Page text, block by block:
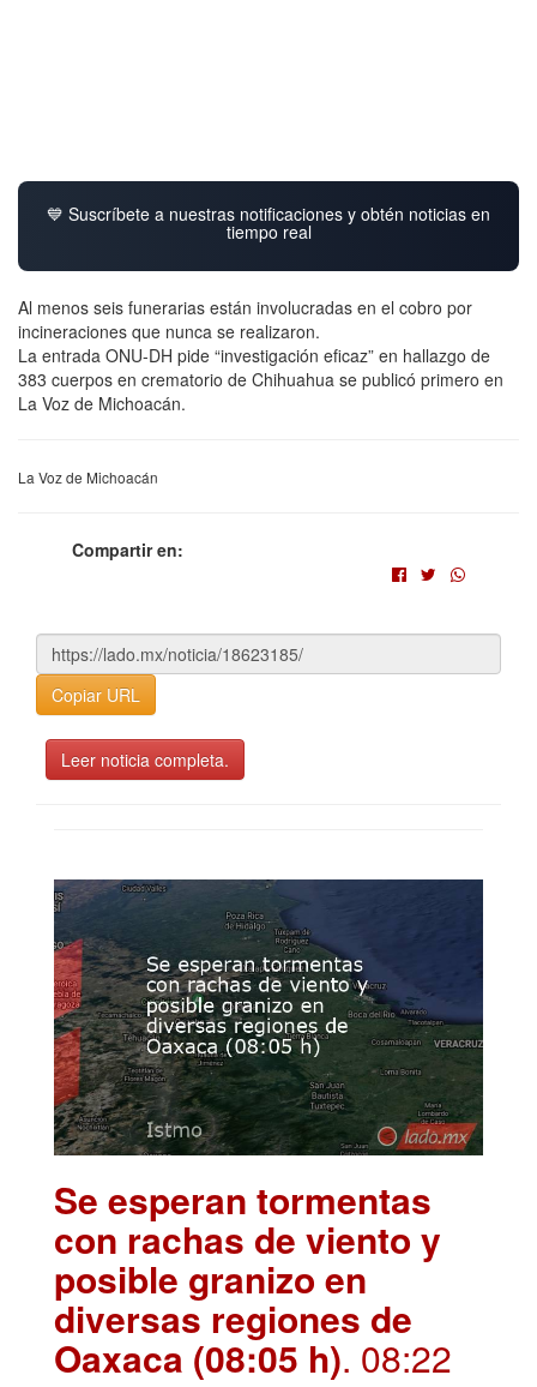
💙 Suscríbete a nuestras notificaciones y obtén noticias en
tiempo real
Al menos seis funerarias están involucradas en el cobro por
incineraciones que nunca se realizaron.
La entrada ONU-DH pide “investigación eficaz” en hallazgo de
383 cuerpos en crematorio de Chihuahua se publicó primero en
La Voz de Michoacán.
La Voz de Michoacán
Compartir en:
Copiar URL
Leer noticia completa.
Se esperan tormentas
con rachas de viento y
posible granizo en
diversas regiones de
Oaxaca (08:05 h). 08:22